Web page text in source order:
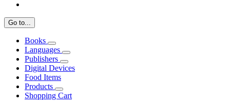
Go to...
Books
Languages
Publishers
Digital Devices
Food Items
Products
Shopping Cart